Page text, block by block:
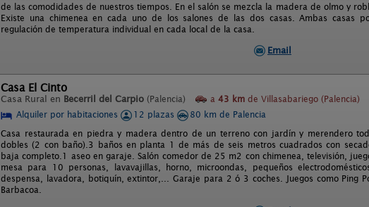
de las comodidades de nuestros tiempos. En el salón se mezcla la madera de olmo y
Existe una chimenea en cada uno de los salones de las dos casas. Ambas casas
regulación de temperatura individual en cada local de la casa.
Email
Casa El Cinto
Casa Rural en Becerril del Carpio (Palencia) a 43 km de Villasabariego (Palencia)
Alquiler por habitaciones
12 plazas
80 km de Palencia
Casa restaurada en piedra y madera dentro de un terreno con jardín y merendero
dobles (2 con baño).3 baños en planta 1 de más de seis metros cuadrados con
baja completo.1 aseo en garaje. Salón comedor de 25 m2 con chimenea, televisión,
mesa para 10 personas, lavavajillas, horno, microondas, pequeños
despensa, lavadora, botiquín, extintor,... Garaje para 2 ó 3 coches. Juegos como Ping
Barbacoa.